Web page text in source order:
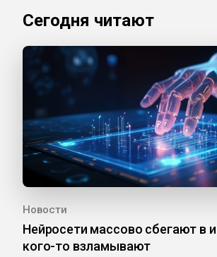
Сегодня читают
Новости
Нейросети массово сбегают в
кого-то взламывают